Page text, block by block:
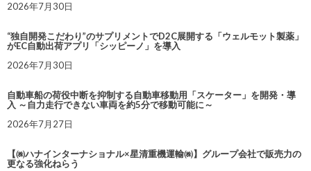
2026年7月30日
“独自開発こだわり”のサプリメントでD2C展開する「ウェルモット製薬」
がEC自動出荷アプリ「シッピーノ」を導入
2026年7月30日
自動車船の荷役中断を抑制する自動車移動用「スケーター」を開発・導
入 ～自力走行できない車両を約5分で移動可能に～
2026年7月27日
【㈱ハナインターナショナル×星清重機運輸㈱】グループ会社で販売力の
更なる強化ねらう